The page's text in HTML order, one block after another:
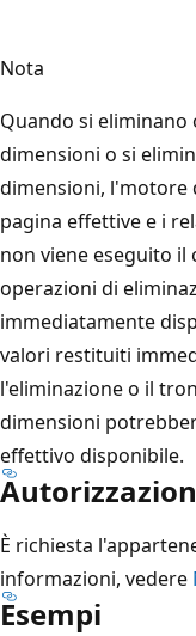
Nota
Quando si
dimensioni o si
dimensioni, l'motore
pagina effettive e i
non viene eseguito il
operazioni di
immediatamente
valori restituiti
l'eliminazione o il
dimensioni
effettivo disponibile.
È richiesta
informazioni, vedere
Esempi